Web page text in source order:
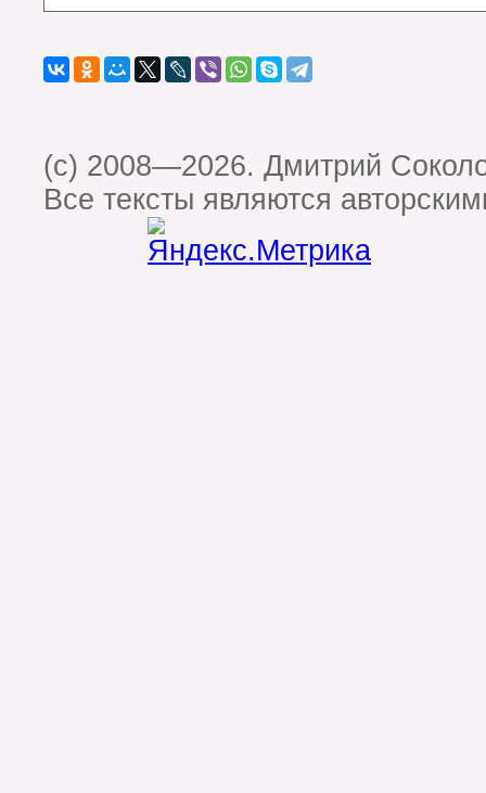
(c) 2008—2026. Дмитрий
Все тексты являются